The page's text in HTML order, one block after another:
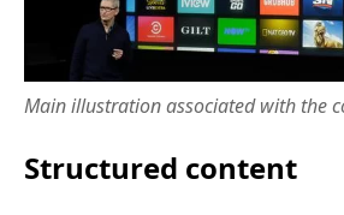
Main illustration associated with the
Structured content